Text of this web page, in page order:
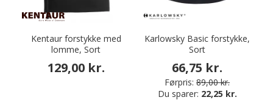
Kentaur forstykke med
lomme, Sort
129,00 kr.
Karlowsky Basic forstykke,
Sort
66,75 kr.
Førpris: 89,00 kr.
Du sparer: 22,25 kr.